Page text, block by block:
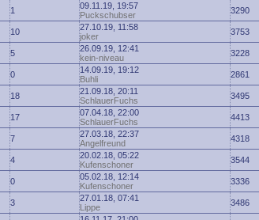
1
09.11.19, 19:57
Puckschubser
3290
10
27.10.19, 11:58
joker
3753
5
26.09.19, 12:41
kein-niveau
3228
0
14.09.19, 19:12
Buhli
2861
18
21.09.18, 20:11
SchlauerFuchs
3495
17
07.04.18, 22:00
SchlauerFuchs
4413
7
27.03.18, 22:37
Angelfreund
4318
4
20.02.18, 05:22
Kufenschoner
3544
0
05.02.18, 12:14
Kufenschoner
3336
3
27.01.18, 07:41
Lippe
3486